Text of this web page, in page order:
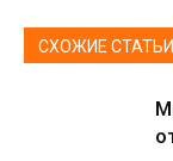
СХОЖИЕ СТАТЬИ